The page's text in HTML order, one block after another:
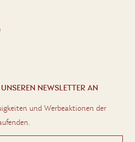
NEWSLETTER AN
und Werbeaktionen der